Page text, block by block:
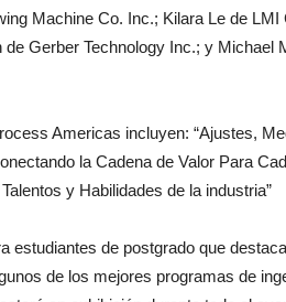
Machine Co. Inc.; Kilara Le de LMI
Gerber Technology Inc.; y Michael
Americas incluyen: “Ajustes,
la Cadena de Valor Para
y Habilidades de la industria”
estudiantes de postgrado que
de los mejores programas de